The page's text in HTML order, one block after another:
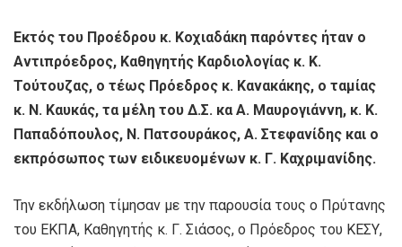
Εκτός του Προέδρου κ. Κοχιαδάκη παρόντες ήταν ο
Αντιπρόεδρος, Καθηγητής Καρδιολογίας κ. Κ.
Τούτουζας, ο τέως Πρόεδρος κ. Κανακάκης, ο ταμίας
κ. Ν. Καυκάς, τα μέλη του Δ.Σ. κα Α. Μαυρογιάννη, κ. Κ.
Παπαδόπουλος, Ν. Πατσουράκος, Α. Στεφανίδης και ο
εκπρόσωπος των ειδικευομένων κ. Γ. Καχριμανίδης.
Την εκδήλωση τίμησαν με την παρουσία τους ο Πρύτανης
του ΕΚΠΑ, Καθηγητής κ. Γ. Σιάσος, ο Πρόεδρος του ΚΕΣΥ,